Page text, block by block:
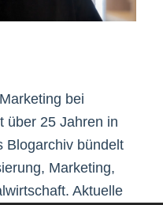
bei
über 25 Jahren in
Blogarchiv bündelt
Marketing,
Aktuelle